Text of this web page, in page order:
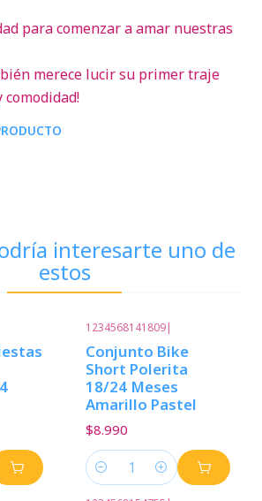
para comenzar a amar nuestras
merece lucir su primer traje
interesarte uno de
estos
1234568141809|
Conjunto Bike
Short Polerita
18/24 Meses
Amarillo Pastel
$8.990
Cantidad